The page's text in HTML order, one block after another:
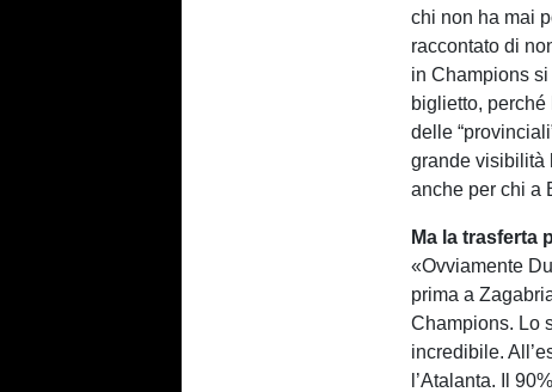
chi non ha mai
raccontato di
in Champions
biglietto,
delle
grande visibilità
anche per chi a
Ma la trasferta
«Ovviamente
prima a
Champions. Lo
incredibile.
l’Atalanta. Il